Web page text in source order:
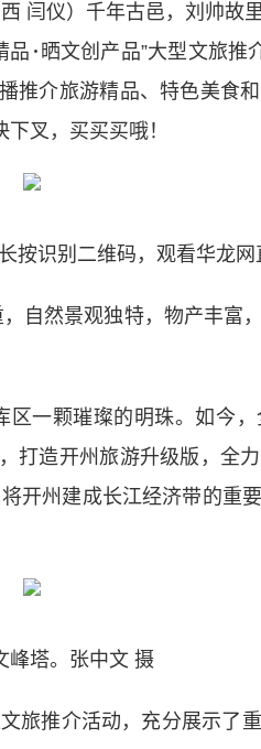
闫仪）千年古邑，刘帅故
･晒文创产品”大型文旅推
推介旅游精品、特色美食
叉，买买买哦！
按识别二维码，观看华龙网
然景观独特，物产丰富
一颗璀璨的明珠。如今，
打造开州旅游升级版，全
开州建成长江经济带的重
峰塔。张中文 摄
推介活动，充分展示了重